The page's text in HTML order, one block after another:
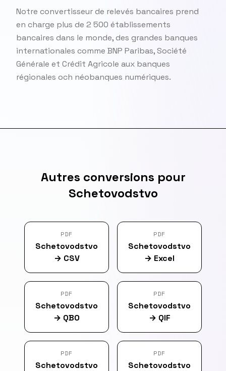
Notre convertisseur de relevés bancaires prend
en charge plus de 2 500 établissements
bancaires dans le monde, des grandes banques
internationales comme BNP Paribas, Société
Générale et Crédit Agricole aux banques
régionales och néobanques numériques.
Autres conversions pour
Schetovodstvo
PDF
Schetovodstvo
→ CSV
PDF
Schetovodstvo
→ Excel
PDF
Schetovodstvo
→ QBO
PDF
Schetovodstvo
→ QIF
PDF
Schetovodstvo
PDF
Schetovodstvo